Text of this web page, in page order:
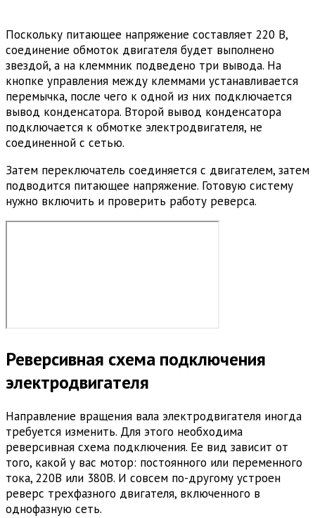
Поскольку питающее напряжение составляет 220 В,
соединение обмоток двигателя будет выполнено
звездой, а на клеммник подведено три вывода. На
кнопке управления между клеммами устанавливается
перемычка, после чего к одной из них подключается
вывод конденсатора. Второй вывод конденсатора
подключается к обмотке электродвигателя, не
соединенной с сетью.
Затем переключатель соединяется с двигателем, затем
подводится питающее напряжение. Готовую систему
нужно включить и проверить работу реверса.
Реверсивная схема подключения
электродвигателя
Направление вращения вала электродвигателя иногда
требуется изменить. Для этого необходима
реверсивная схема подключения. Ее вид зависит от
того, какой у вас мотор: постоянного или переменного
тока, 220В или 380В. И совсем по-другому устроен
реверс трехфазного двигателя, включенного в
однофазную сеть.